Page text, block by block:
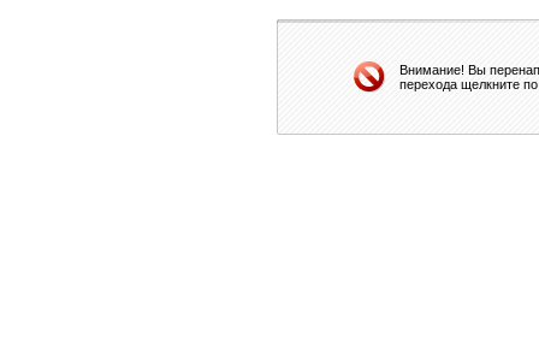
Внимание! Вы
перехода щелкните